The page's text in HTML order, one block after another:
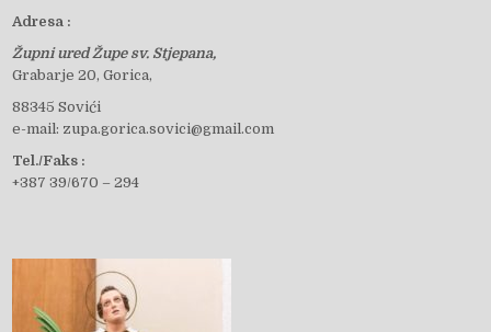
c
o
Adresa :
Župni ured Župe sv. Stjepana,
Grabarje 20, Gorica,
88345 Sovići
e-mail: zupa.gorica.sovici@gmail.com
Tel./Faks :
+387 39/670 – 294